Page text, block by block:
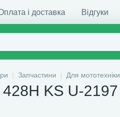
і доставка Відгуки
Запчастини Для мототехніки
KS U-2197